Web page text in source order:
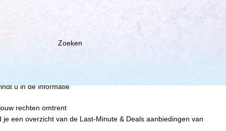
wij, TravelTrex GmbH,
behulp van
individuele
nodig (op elk
in derde landen
technologieën. Als u op
uitvoering van het
u in de informatie
rechten omtrent
Zoeken
een overzicht van de Last-Minute & Deals aanbiedingen van